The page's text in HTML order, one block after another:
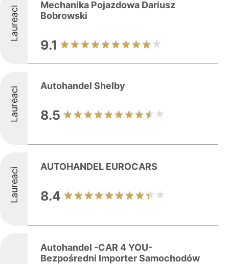
Laureaci
Mechanika Pojazdowa Dariusz
Bobrowski
9.1
Laureaci Autohandel Shelby
8.5
Laureaci AUTOHANDEL EUROCARS
8.4
Autohandel -CAR 4 YOU-
Bezpośredni Importer Samochodów